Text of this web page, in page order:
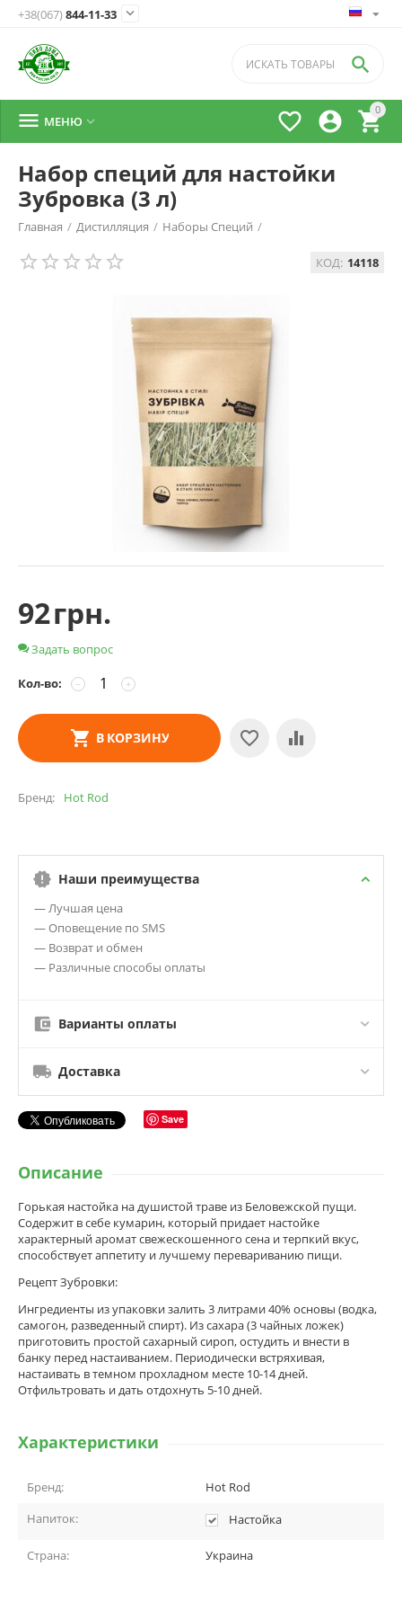
+38(067)844-11-33 
0




 МЕНЮ 
Набор специй для настойки
Зубровка (3 л)
Главная / Дистилляция / Наборы Специй /
КОД: 14118
92грн.
Задать вопрос
Кол-во: +
−
В КОРЗИНУ
Бренд Hot Rod
Наши преимущества
— Лучшая цена
— Оповещение по SMS
— Возврат и обмен
— Различные способы оплаты
Варианты оплаты
Доставка
Save
Описание
Горькая настойка на душистой траве из Беловежской пущи.
Содержит в себе кумарин, который придает настойке
характерный аромат свежескошенного сена и терпкий вкус,
способствует аппетиту и лучшему перевариванию пищи.
Рецепт Зубровки:
Ингредиенты из упаковки залить 3 литрами 40% основы (водка,
самогон, разведенный спирт). Из сахара (3 чайных ложек)
приготовить простой сахарный сироп, остудить и внести в
банку перед настаиванием. Периодически встряхивая,
настаивать в темном прохладном месте 10-14 дней.
Отфильтровать и дать отдохнуть 5-10 дней.
Характеристики
Бренд:
Hot Rod
Напиток:
Настойка
Страна: Украина